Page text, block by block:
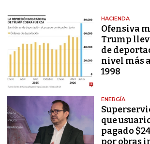
HACIENDA
Ofensiva
Trump
de
nivel más
1998
ENERGÍA
que
pagado
por obras